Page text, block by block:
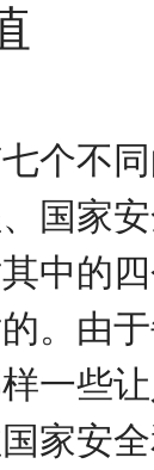
个不
国家
中的
。由
一些
家安